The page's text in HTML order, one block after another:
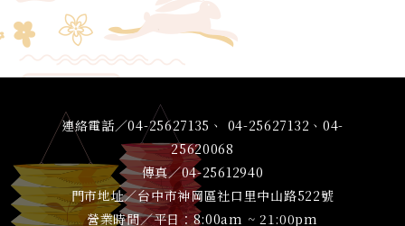
連絡電話／04-25627135、 04-25627132、04-
25620068
傳真／04-25612940
門市地址／台中市神岡區社口里中山路522號
營業時間／平日：8:00am ~ 21:00pm